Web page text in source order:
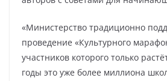
«Министерство традиционно
проведение «Культурного
участников которого только
годы это уже более миллиона